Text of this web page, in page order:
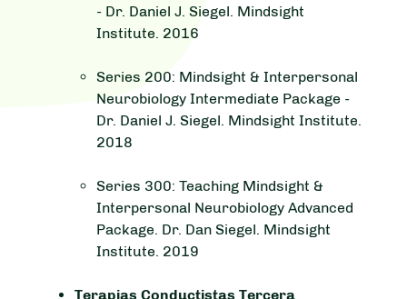
- Dr. Daniel J. Siegel. Mindsight
Institute. 2016
Series 200: Mindsight & Interpersonal
Neurobiology Intermediate Package -
Dr. Daniel J. Siegel. Mindsight Institute.
2018
Series 300: Teaching Mindsight &
Interpersonal Neurobiology Advanced
Package. Dr. Dan Siegel. Mindsight
Institute. 2019
Terapias Conductistas Tercera